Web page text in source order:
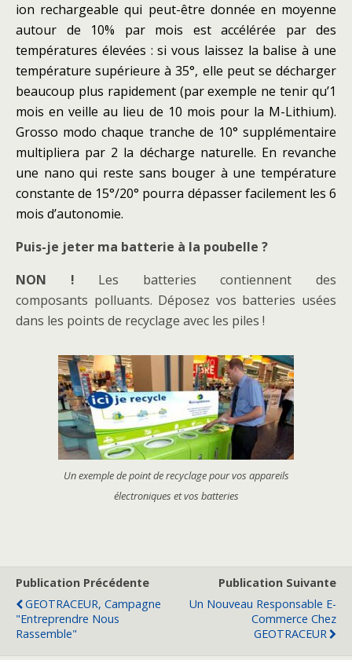
ion rechargeable qui peut-être donnée en moyenne
autour de 10% par mois est accélérée par des
températures élevées : si vous laissez la balise à une
température supérieure à 35°, elle peut se décharger
beaucoup plus rapidement (par exemple ne tenir qu’1
mois en veille au lieu de 10 mois pour la M-Lithium).
Grosso modo chaque tranche de 10° supplémentaire
multipliera par 2 la décharge naturelle. En revanche
une nano qui reste sans bouger à une température
constante de 15°/20° pourra dépasser facilement les 6
mois d’autonomie.
Puis-je jeter ma batterie à la poubelle ?
NON ! Les batteries contiennent des
composants polluants. Déposez vos batteries usées
dans les points de recyclage avec les piles !
Un exemple de point de recyclage pour vos appareils
électroniques et vos batteries
Publication Précédente
GEOTRACEUR, Campagne
"Entreprendre Nous
Rassemble"
Publication Suivante
Un Nouveau Responsable E-
Commerce Chez
GEOTRACEUR